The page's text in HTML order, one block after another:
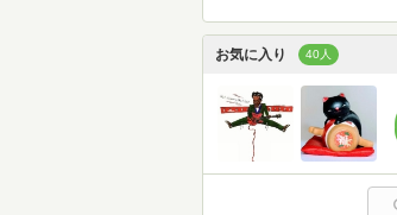
お気に入り 40人